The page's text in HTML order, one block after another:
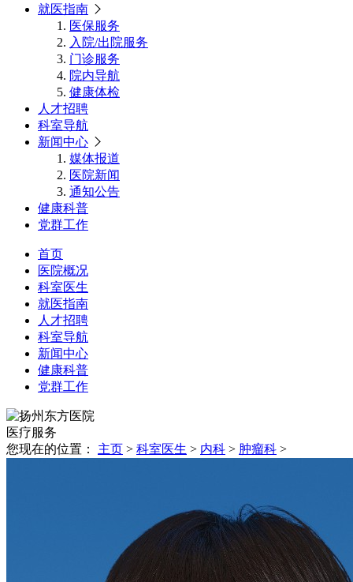
就医指南
医保服务
入院/出院服务
门诊服务
院内导航
健康体检
人才招聘
科室导航
新闻中心
媒体报道
医院新闻
通知公告
健康科普
党群工作
首页
医院概况
科室医生
就医指南
人才招聘
科室导航
新闻中心
健康科普
党群工作
医疗服务
您现在的位置：
主页 > 科室医生 > 内科 > 肿瘤科 >